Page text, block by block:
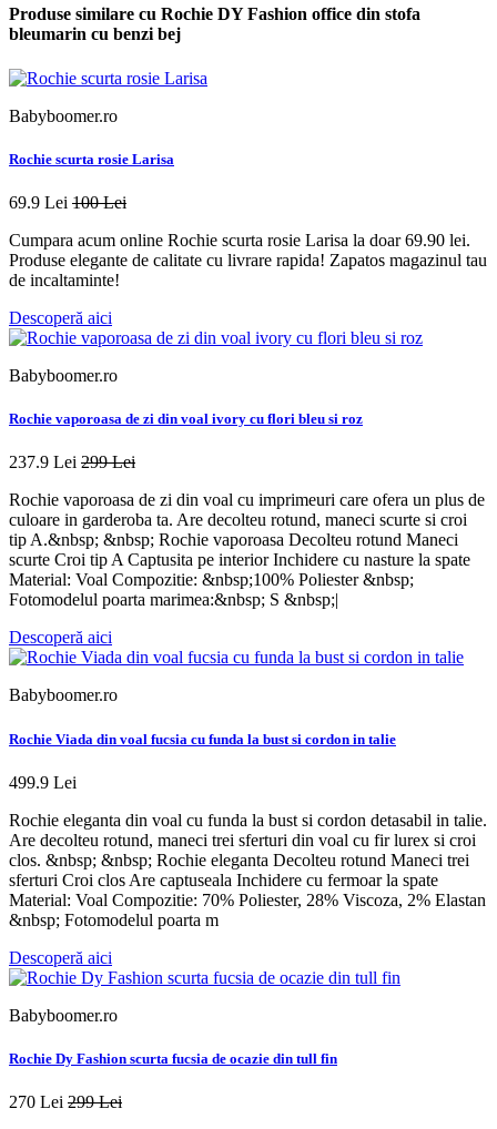
Produse similare cu Rochie DY Fashion office din stofa
bleumarin cu benzi bej
Babyboomer.ro
Rochie scurta rosie Larisa
69.9 Lei 100 Lei
Cumpara acum online Rochie scurta rosie Larisa la doar 69.90 lei.
Produse elegante de calitate cu livrare rapida! Zapatos magazinul tau
de incaltaminte!
Descoperă aici
Babyboomer.ro
Rochie vaporoasa de zi din voal ivory cu flori bleu si roz
237.9 Lei 299 Lei
Rochie vaporoasa de zi din voal cu imprimeuri care ofera un plus de
culoare in garderoba ta. Are decolteu rotund, maneci scurte si croi
tip A.&nbsp; &nbsp; Rochie vaporoasa Decolteu rotund Maneci
scurte Croi tip A Captusita pe interior Inchidere cu nasture la spate
Material: Voal Compozitie: &nbsp;100% Poliester &nbsp;
Fotomodelul poarta marimea:&nbsp; S &nbsp;|
Descoperă aici
Babyboomer.ro
Rochie Viada din voal fucsia cu funda la bust si cordon in talie
499.9 Lei
Rochie eleganta din voal cu funda la bust si cordon detasabil in talie.
Are decolteu rotund, maneci trei sferturi din voal cu fir lurex si croi
clos. &nbsp; &nbsp; Rochie eleganta Decolteu rotund Maneci trei
sferturi Croi clos Are captuseala Inchidere cu fermoar la spate
Material: Voal Compozitie: 70% Poliester, 28% Viscoza, 2% Elastan
&nbsp; Fotomodelul poarta m
Descoperă aici
Babyboomer.ro
Rochie Dy Fashion scurta fucsia de ocazie din tull fin
270 Lei 299 Lei